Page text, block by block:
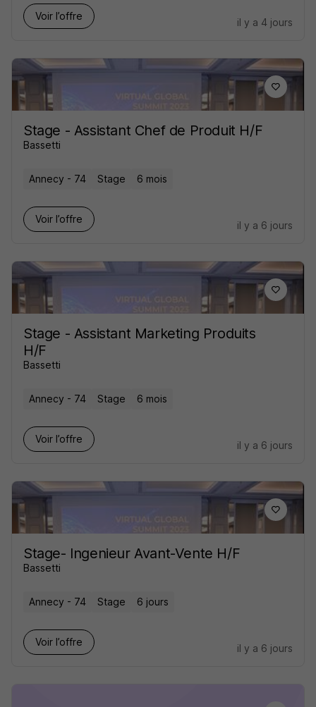
Voir l’offre
il y a 4 jours
Stage - Assistant Chef de Produit H/F
Bassetti
Annecy - 74 Stage 6 mois
Voir l’offre
il y a 6 jours
Stage - Assistant Marketing Produits
H/F
Bassetti
Annecy - 74 Stage 6 mois
Voir l’offre
il y a 6 jours
Stage- Ingenieur Avant-Vente H/F
Bassetti
Annecy - 74 Stage 6 jours
Voir l’offre
il y a 6 jours